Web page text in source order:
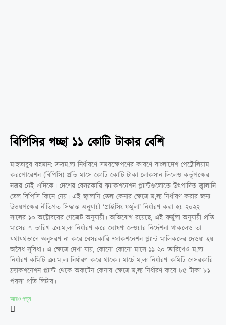
বিপিসির গচ্ছা ১১ কোটি টাকার বেশি
মাহতাবুর রহমান: ক্রয়ম‚ল্য নির্ধারণে সময়ক্ষেপণের কারণে বাংলাদেশ পেট্রোলিয়াম
করপোরেশন (বিপিসি) প্রতি মাসে কোটি কোটি টাকা লোকসান দিলেও কর্তৃপক্ষের
নজর নেই এদিকে। দেশের বেসরকারি ফ্র্যাকশনেশন প্ল্যান্টগুলোতে উৎপাদিত জ্বালানি
তেল বিপিসি কিনে নেয়। এই জ্বালানি তেল কেনার ক্ষেত্রে ম‚ল্য নির্ধারণ করার জন্য
উভয়পক্ষের নীতিগত সিদ্ধান্ত অনুযায়ী ‘প্রাইসিং ফর্মুলা’ নির্ধারণ করা হয় ২০২২
সালের ১০ অক্টোবরের গেজেট অনুযায়ী। অভিযোগ রয়েছে, এই ফর্মুলা অনুযায়ী প্রতি
মাসের ৭ তারিখ ক্রয়ম‚ল্য নির্ধারণ করে ঘোষণা দেওয়ার নির্দেশনা থাকলেও তা
যথাযথভাবে অনুসরণ না করে বেসরকারি ফ্র্যাকশনেশন প্ল্যান্ট মালিকদের দেওয়া হয়
অবৈধ সুবিধা। এ ক্ষেত্রে দেখা যায়, কোনো কোনো মাসে ১১-২০ তারিখেও ম‚ল্য
নির্ধারণ কমিটি ক্রয়ম‚ল্য নির্ধারণ করে থাকে। মার্চে ম‚ল্য নির্ধারণ কমিটি বেসরকারি
ফ্র্যাকশনেশন প্ল্যান্ট থেকে অকটেন কেনার ক্ষেত্রে ম‚ল্য নির্ধারণ করে ৮৫ টাকা ৮১
পয়সা প্রতি লিটার।
আরও পড়ুন